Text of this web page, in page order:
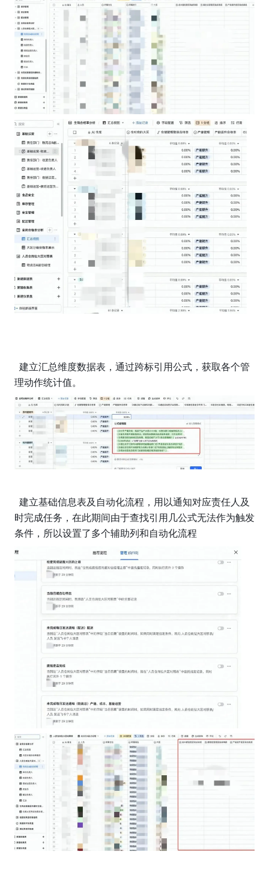
理动作统计值。
时完成任务，在此期间由于查找引用几公式无法作为触发
条件，所以设置了多个辅助列和自动化流程